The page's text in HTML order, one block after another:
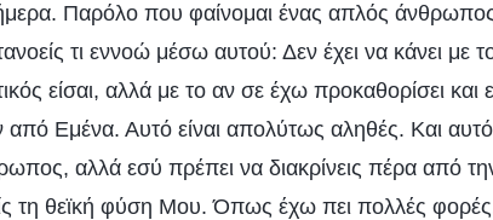
Παρόλο που φαίνομαι ένας απλός
τι εννοώ μέσω αυτού: Δεν έχει να κάνει με
είσαι, αλλά με το αν σε έχω προκαθορίσει και
από Εμένα. Αυτό είναι απολύτως αληθές. Και αυτό
αλλά εσύ πρέπει να διακρίνεις πέρα από
τη θεϊκή φύση Μου. Όπως έχω πει πολλές